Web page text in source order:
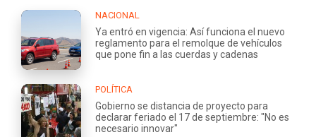
NACIONAL
Ya entró en vigencia: Así funciona el nuevo
reglamento para el remolque de vehículos
que pone fin a las cuerdas y cadenas
POLÍTICA
Gobierno se distancia de proyecto para
declarar feriado el 17 de septiembre: "No es
necesario innovar"